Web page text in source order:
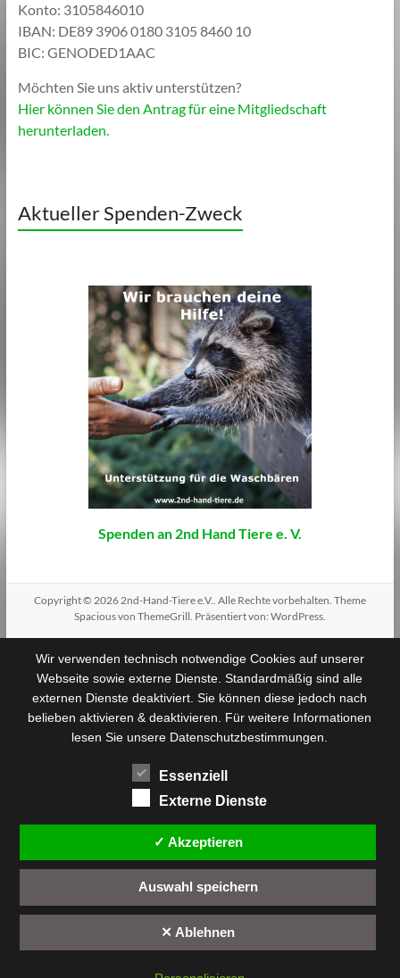
Konto: 3105846010
IBAN: DE89 3906 0180 3105 8460 10
BIC: GENODED1AAC
Möchten Sie uns aktiv unterstützen?
Hier können Sie den Antrag für eine Mitgliedschaft
herunterladen.
Aktueller Spenden-Zweck
Spenden an 2nd Hand Tiere e. V.
Copyright © 20262nd-Hand-Tiere e.V.. Alle Rechte vorbehalten. Theme
Spaciousvon ThemeGrill. Präsentiert von: WordPress.
Wir verwenden technisch notwendige Cookies auf unserer
Webseite sowie externe Dienste. Standardmäßig sind alle
externen Dienste deaktiviert. Sie können diese jedoch nach
belieben aktivieren & deaktivieren. Für weitere Informationen
lesen Sie unsere Datenschutzbestimmungen.
Essenziell
Externe Dienste
✓ Akzeptieren
Auswahl speichern
✕ Ablehnen